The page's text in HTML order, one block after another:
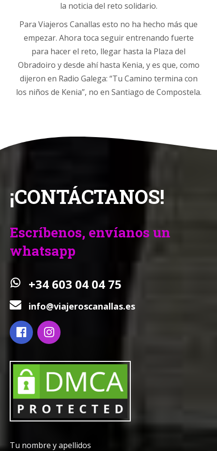
la noticia del reto solidario.
Para Viajeros Canallas esto no ha hecho más que
empezar. Ahora toca seguir entrenando fuerte
para hacer el reto, llegar hasta la Plaza del
Obradoiro y desde ahí hasta Kenia, y es que, como
dijeron en Radio Galega: “Tu Camino termina con
los niños de Kenia”, no en Santiago de Compostela.
¡CONTÁCTANOS!
Escríbenos, envíanos un
whatsapp
+34 603 04 04 75
info@viajeroscanallas.es
Tu nombre y apellidos